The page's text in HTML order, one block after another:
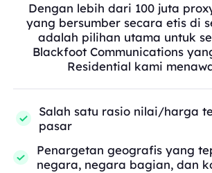
Dengan lebih dari 100 juta
yang bersumber secara etis di
adalah pilihan utama untuk
Blackfoot Communications
Residential kami
Salah satu rasio nilai/harga
pasar
Penargetan geografis yang
negara, negara bagian, dan